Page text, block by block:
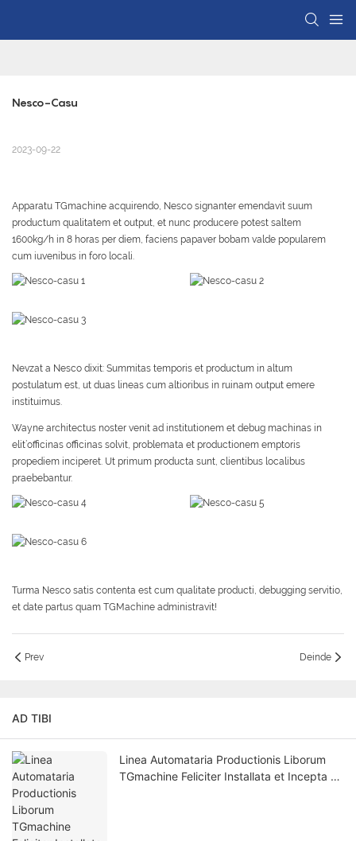
Nesco-Casu
2023-09-22
Apparatu TGmachine acquirendo, Nesco signanter emendavit suum
productum qualitatem et output, et nunc producere potest saltem
1600kg/h in 8 horas per diem, faciens papaver bobam valde popularem
cum iuvenibus in foro locali.
Nevzat a Nesco dixit: Summitas temporis et productum in altum
postulatum est, ut duas lineas cum altioribus in ruinam output emere
instituimus.
Wayne architectus noster venit ad institutionem et debug machinas in
elit’officinas officinas solvit, problemata et productionem emptoris
propediem inciperet. Ut primum producta sunt, clientibus localibus
praebebantur.
Turma Nesco satis contenta est cum qualitate producti, debugging servitio,
et date partus quam TGMachine administravit!
Prev Deinde
AD TIBI
Linea Automataria Productionis Liborum
TGmachine Feliciter Installata et Incepta –